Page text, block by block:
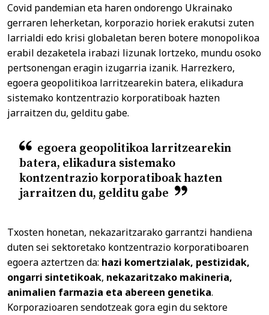
Covid pandemian eta haren ondorengo Ukrainako
gerraren leherketan, korporazio horiek erakutsi zuten
larrialdi edo krisi globaletan beren botere monopolikoa
erabil dezaketela irabazi lizunak lortzeko, mundu osoko
pertsonengan eragin izugarria izanik. Harrezkero,
egoera geopolitikoa larritzearekin batera, elikadura
sistemako kontzentrazio korporatiboak hazten
jarraitzen du, gelditu gabe.
egoera geopolitikoa larritzearekin
batera, elikadura sistemako
kontzentrazio korporatiboak hazten
jarraitzen du, gelditu gabe
Txosten honetan, nekazaritzarako garrantzi handiena
duten sei sektoretako kontzentrazio korporatiboaren
egoera aztertzen da: hazi komertzialak, pestizidak,
ongarri sintetikoak, nekazaritzako makineria,
animalien farmazia eta abereen genetika.
Korporazioaren sendotzeak gora egin du sektore